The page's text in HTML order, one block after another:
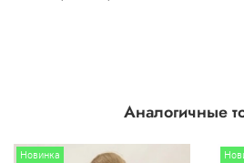
Аналогичные
Новинка